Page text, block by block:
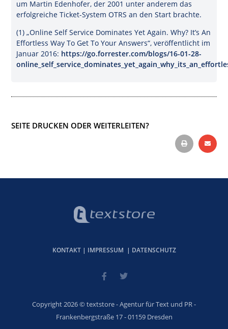
um Martin Edenhofer, der 2001 unter anderem das
erfolgreiche Ticket-System OTRS an den Start brachte.
(1) „Online Self Service Dominates Yet Again. Why? It’s An
Effortless Way To Get To Your Answers“, veröffentlicht im
Januar 2016: https://go.forrester.com/blogs/16-01-28-
SEITE DRUCKEN ODER WEITERLEITEN?
KONTAKT| IMPRESSUM | DATENSCHUTZ
Copyright 2026 © textstore - Agentur für Text und PR -
Frankenbergstraße 17 - 01159 Dresden